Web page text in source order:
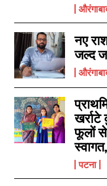
नए
जल्द
फूलों
पटना